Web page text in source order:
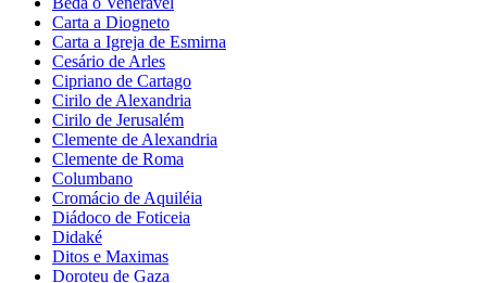
Carta a Diogneto
Carta a Igreja de Esmirna
Cesário de Arles
Cipriano de Cartago
Cirilo de Alexandria
Cirilo de Jerusalém
Clemente de Alexandria
Clemente de Roma
Columbano
Cromácio de Aquiléia
Diádoco de Foticeia
Didaké
Ditos e Maximas
Doroteu de Gaza